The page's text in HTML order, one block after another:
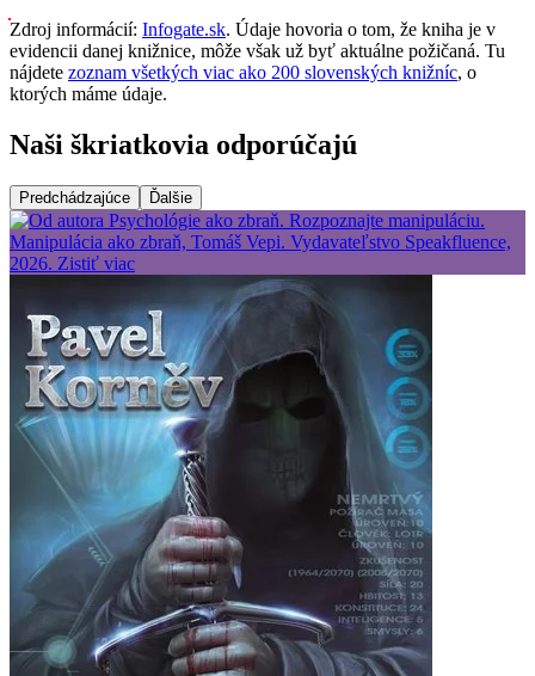
Zdroj informácií: Infogate.sk. Údaje hovoria o tom, že kniha je v
evidencii danej knižnice, môže však už byť aktuálne požičaná. Tu
nájdete zoznam všetkých viac ako 200 slovenských knižníc, o
ktorých máme údaje.
Naši škriatkovia odporúčajú
Predchádzajúce Ďalšie